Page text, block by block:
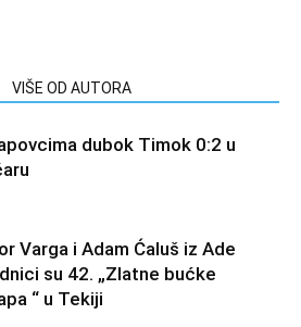
VIŠE OD AUTORA
dubok Timok 0:2 u
Varga i Adam Ćaluš iz Ade
su 42. „Zlatne bućke
“ u Tekiji